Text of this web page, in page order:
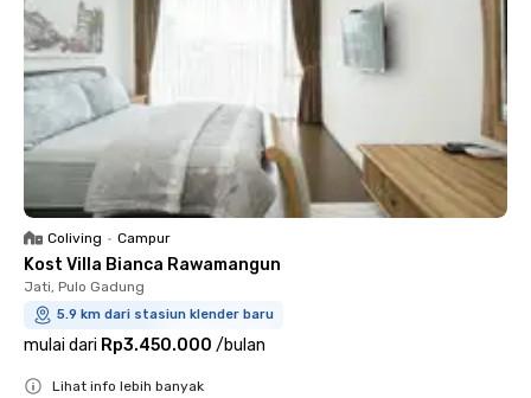
Coliving • Campur
Kost Villa Bianca Rawamangun
Jati, Pulo Gadung
5.9 km dari stasiun klender baru
mulai dari Rp3.450.000 /bulan
Lihat info lebih banyak